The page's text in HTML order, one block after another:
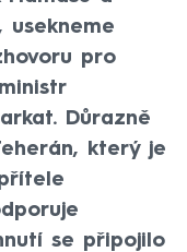
usekneme
pro
Důrazně
který je
se připojilo